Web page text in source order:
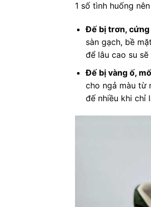
1 số tình huống
Đế bị trơn,
sàn gạch, bề
để lâu cao su
Đế bị vàng ố,
cho ngả màu từ
đế nhiều khi chỉ